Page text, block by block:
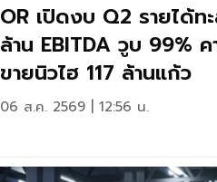
OR เปิดงบ Q2 รายได้ท
ล้าน EBITDA วูบ 99% ค
ขายนิวไฮ 117 ล้านแก้ว
06 ส.ค. 2569 | 12:56 น.